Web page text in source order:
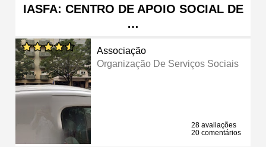
IASFA: CENTRO DE APOIO SOCIAL DE
…
Associação
Organização De Serviços Sociais
28 avaliações
20 comentários